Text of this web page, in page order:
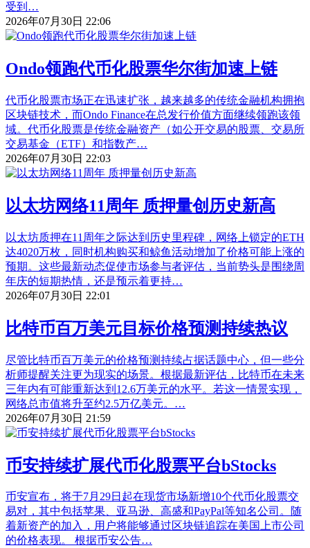
受到…
2026年07月30日 22:06
Ondo领跑代币化股票华尔街加速上链
代币化股票市场正在迅速扩张，越来越多的传统金融机构拥抱
区块链技术，而Ondo Finance在总发行价值方面继续领跑该领
域。代币化股票是传统金融资产（如公开交易的股票、交易所
交易基金（ETF）和指数产…
2026年07月30日 22:03
以太坊网络11周年 质押量创历史新高
以太坊质押在11周年之际达到历史里程碑，网络上锁定的ETH
达4020万枚，同时机构购买和鲸鱼活动增加了价格可能上涨的
预期。这些最新动态促使市场参与者评估，当前势头是围绕周
年庆的短期热情，还是预示着更持…
2026年07月30日 22:01
比特币百万美元目标价格预测持续热议
尽管比特币百万美元的价格预测持续占据话题中心，但一些分
析师提醒关注更为现实的场景。根据最新评估，比特币在未来
三年内有可能重新达到12.6万美元的水平。若这一情景实现，
网络总市值将升至约2.5万亿美元。…
2026年07月30日 21:59
币安持续扩展代币化股票平台bStocks
币安宣布，将于7月29日起在现货市场新增10个代币化股票交
易对，其中包括苹果、亚马逊、高盛和PayPal等知名公司。随
着新资产的加入，用户将能够通过区块链追踪在美国上市公司
的价格表现。 根据币安公告…